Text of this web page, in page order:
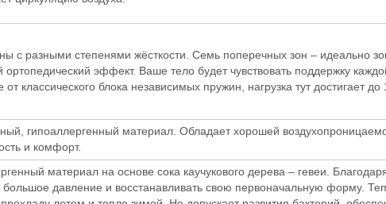
с разными степенями жёсткости. Семь поперечных зон – идеально
эффект. Ваше тело будет чувствовать поддержку
от классического блока независимых пружин, нагрузка тут достигает
гипоаллергенный материал. Обладает хорошей
и комфорт.
материал на основе сока каучукового дерева – гевеи.
давление и восстанавливать свою первоначальную форму.